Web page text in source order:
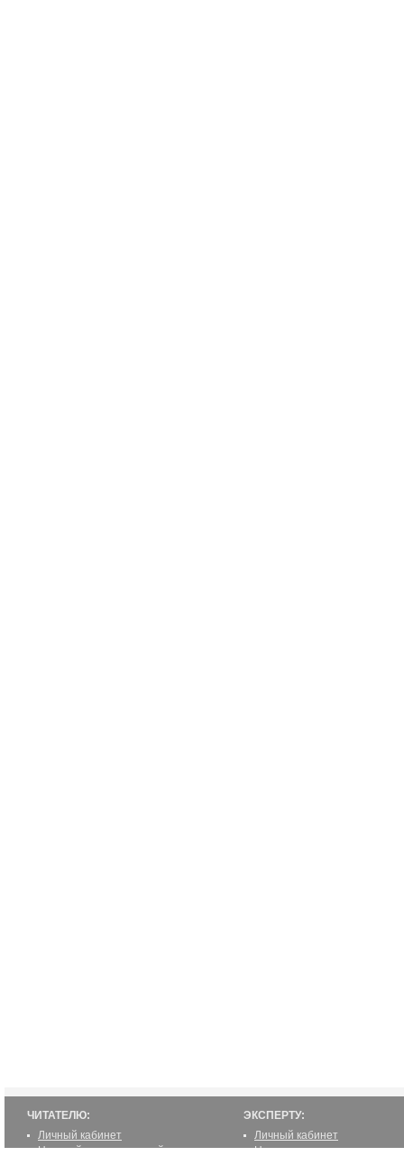
ЧИТАТЕЛЮ:
Личный кабинет
Настройка уведомлений
ЭКСПЕРТУ:
Личный кабинет
Написать статью